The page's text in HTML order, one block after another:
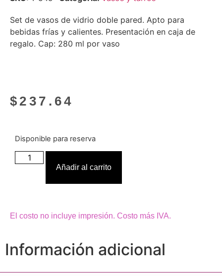
Set de vasos de vidrio doble pared. Apto para
bebidas frías y calientes. Presentación en caja de
regalo. Cap: 280 ml por vaso
$ 237.64
Disponible para reserva
Añadir al carrito
El costo no incluye impresión. Costo más IVA.
Información adicional